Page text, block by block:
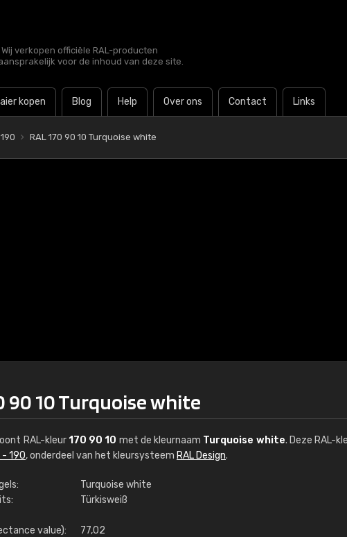
verkopen officiële RAL-producten
voor de inhoud van deze site.
kopen Blog Help Over ons Contact Links
RAL 170 90 10 Turquoise white
90 10 Turquoise white
RAL-kleur170 90 10 met de kleurnaam Turquoise white. Deze RAL-
- 190, onderdeel van het kleursysteem RAL Design.
Turquoise white
Türkisweiß
value): 77,02